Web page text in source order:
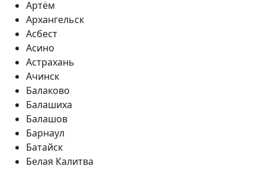
Артём
Архангельск
Асбест
Асино
Астрахань
Ачинск
Балаково
Балашиха
Балашов
Барнаул
Батайск
Белая Калитва